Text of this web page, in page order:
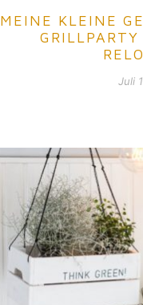
MEINE KLEINE
Juli